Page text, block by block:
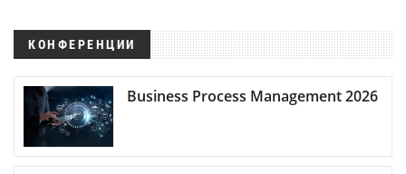
КОНФЕРЕНЦИИ
Business Process Management 2026